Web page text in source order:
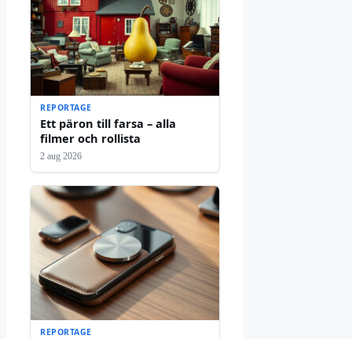
REPORTAGE
Ett päron till farsa – alla
filmer och rollista
2 aug 2026
REPORTAGE